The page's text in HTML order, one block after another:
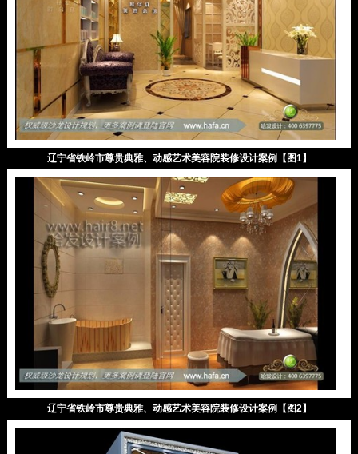
辽宁省铁岭市尊贵典雅、动感艺术美容院装修设计案例【图1】
辽宁省铁岭市尊贵典雅、动感艺术美容院装修设计案例【图2】